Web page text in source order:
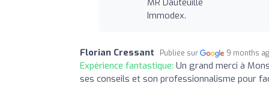
MR Dauteuille
Immodex.
Florian Cressant Publiée sur 9 months
Expérience fantastique: Un grand merci à
ses conseils et son professionnalisme pour